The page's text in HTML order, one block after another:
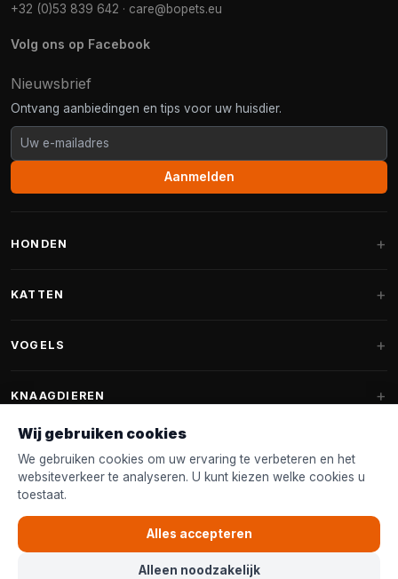
+32 (0)53 839 642 · care@bopets.eu
Volg ons op Facebook
Nieuwsbrief
Ontvang aanbiedingen en tips voor uw huisdier.
Aanmelden
HONDEN
Fantail hondenmanden
Halsband & Lijn
Shampoo & Verzorging
KATTEN
Krabpalen voor Maine Coon
Krabpaal onderdelen
Krabtonnen
Kattenmanden
VOGELS
Voederhuisjes
Nestkastjes & Nesting
Tuinvogelvoer
Vogelspeelgoed
KNAAGDIEREN
Konijnenvoer
Knaagdierenvoer
Accessoires
FANTAIL
Fantail vervanghoezen
KLANTENSERVICE
Contact & Advies
Wij gebruiken cookies
We gebruiken cookies om uw ervaring te verbeteren en het
websiteverkeer te analyseren. U kunt kiezen welke cookies u
toestaat.
Alles accepteren
Alleen noodzakelijk